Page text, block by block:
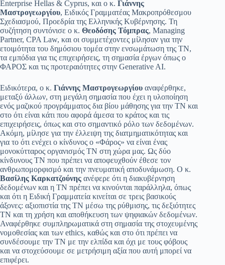
Enterprise Hellas & Cyprus, και ο κ. Γιάννης
Μαστρογεωργίου, Ειδικός Γραμματέας Μακροπρόθεσμου
Σχεδιασμού, Προεδρία της Ελληνικής Κυβέρνησης. Τη
συζήτηση συντόνισε ο κ. Θεοδόσης Τόμπρας, Managing
Partner, CPA Law, και οι συμμετέχοντες μίλησαν για την
ετοιμότητα του δημόσιου τομέα στην ενσωμάτωση της ΤΝ,
τα εμπόδια για τις επιχειρήσεις, τη σημασία έργων όπως ο
ΦΑΡΟΣ και τις προτεραιότητες στην Generative AI.
Ειδικότερα, ο κ. Γιάννης Μαστρογεωργίου αναφέρθηκε,
μεταξύ άλλων, στη μεγάλη σημασία που έχει η υλοποίηση
ενός μαζικού προγράμματος δια βίου μάθησης για την ΤΝ και
στο ότι είναι κάτι που αφορά άμεσα το κράτος και τις
επιχειρήσεις, όπως και στο σημαντικό ρόλο των δεδομένων.
Ακόμη, μίλησε για την έλλειψη της διατμηματικότητας και
για το ότι ενέχει ο κίνδυνος ο «Φάρος» να είναι ένας
μονοκύτταρος οργανισμός ΤΝ στη χώρα μας. Ως δύο
κίνδυνους ΤΝ που πρέπει να αποφευχθούν έθεσε τον
ανθρωπομορφισμό και την πνευματική αποδυνάμωση. Ο κ.
Βασίλης Καρκατζούνης ανέφερε ότι η διακυβέρνηση
δεδομένων και η ΤΝ πρέπει να κινούνται παράλληλα, όπως
και ότι η Ειδική Γραμματεία κινείται σε τρεις βασικούς
άξονες: αξιοπιστία της ΤΝ μέσω της ρύθμισης, τις δεξιότητες
ΤΝ και τη χρήση και αποθήκευση των ψηφιακών δεδομένων.
Αναφέρθηκε συμπληρωματικά στη σημασία της στοχευμένης
νομοθεσίας και των ethics, καθώς και στο ότι πρέπει να
συνδέσουμε την ΤΝ με την ελπίδα και όχι με τους φόβους
και να στοχεύσουμε σε μετρήσιμη αξία που αυτή μπορεί να
επιφέρει.